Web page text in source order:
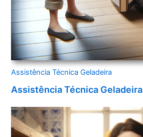
Assistência Técnica Geladeira
Assistência Técnica Geladeira